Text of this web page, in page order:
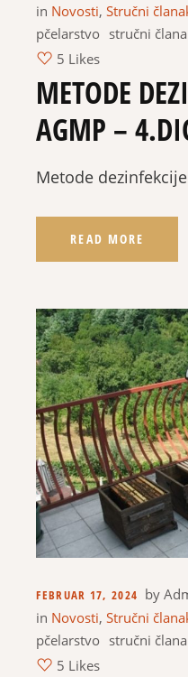
in Novosti,Stručni
pčelarstvo stručni
5 Likes
METODE
AGMP –
Metode
READ MORE
FEBRUAR 17, 2024 by
in Novosti,Stručni
pčelarstvo stručni
5 Likes